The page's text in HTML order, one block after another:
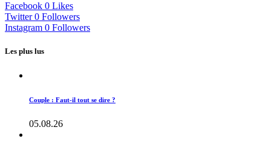
Facebook 0 Likes
Twitter 0 Followers
Instagram 0 Followers
Les plus lus
Couple : Faut-il tout se dire ?
05.08.26